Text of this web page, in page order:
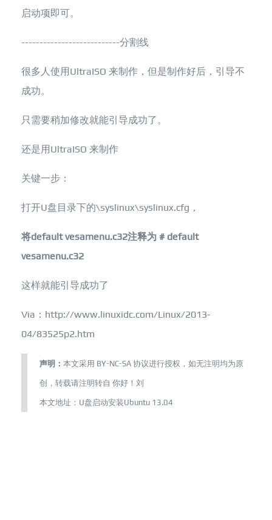
启动项即可。
---------------------------分割线
很多人使用UltraISO 来制作，但是制作好后，引导不
成功。
只需要稍加修改就能引导成功了。
还是用UltraISO 来制作
关键一步：
打开U盘目录下的\syslinux\syslinux.cfg，
将default vesamenu.c32注释为 # default
vesamenu.c32
这样就能引导成功了
Via：http://www.linuxidc.com/Linux/2013-
04/83525p2.htm
声明： 本文采用 BY-NC-SA 协议进行授权，如无注明均为原
创，转载请注明转自 你好！刘
本文地址： U盘启动安装Ubuntu 13.04